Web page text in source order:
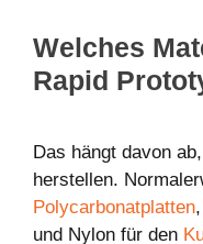
Welches
Rapid
Das hängt davon
herstellen.
Polycarbonatplatten,
und Nylon für den